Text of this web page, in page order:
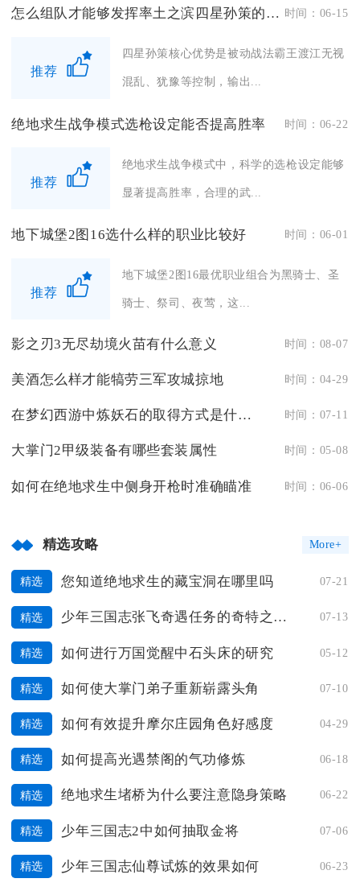
怎么组队才能够发挥率土之滨四星孙策的优点 时间：06-15
推荐
四星孙策核心优势是被动战法霸王渡江无视
混乱、犹豫等控制，输出...
绝地求生战争模式选枪设定能否提高胜率 时间：06-22
推荐
绝地求生战争模式中，科学的选枪设定能够
显著提高胜率，合理的武...
地下城堡2图16选什么样的职业比较好 时间：06-01
推荐
地下城堡2图16最优职业组合为黑骑士、圣
骑士、祭司、夜莺，这...
影之刃3无尽劫境火苗有什么意义 时间：08-07
美酒怎么样才能犒劳三军攻城掠地 时间：04-29
在梦幻西游中炼妖石的取得方式是什么呢 时间：07-11
大掌门2甲级装备有哪些套装属性 时间：05-08
如何在绝地求生中侧身开枪时准确瞄准 时间：06-06
精选攻略 More+
精选 您知道绝地求生的藏宝洞在哪里吗 07-21
精选 少年三国志张飞奇遇任务的奇特之处在哪里 07-13
精选 如何进行万国觉醒中石头床的研究 05-12
精选 如何使大掌门弟子重新崭露头角 07-10
精选 如何有效提升摩尔庄园角色好感度 04-29
精选 如何提高光遇禁阁的气功修炼 06-18
精选 绝地求生堵桥为什么要注意隐身策略 06-22
精选 少年三国志2中如何抽取金将 07-06
精选 少年三国志仙尊试炼的效果如何 06-23